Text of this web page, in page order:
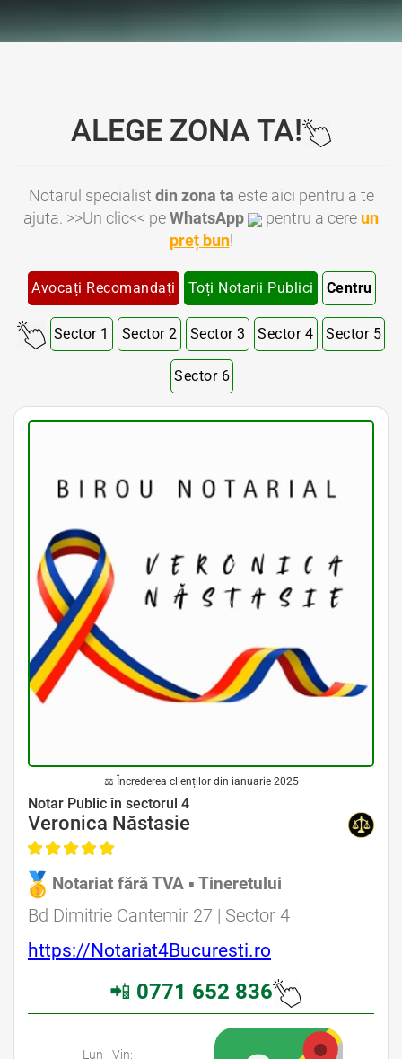
ALEGE ZONA TA!
Notarul specialist din zona ta este aici pentru a te
ajuta. >>Un clic<< peWhatsApp pentru a cere un
preț bun!
Avocați Recomandați Toți Notarii Publici Centru
Sector 1 Sector 2 Sector 3 Sector 4 Sector 5
Sector 6
Publici Sector 2 Bucuresti • Notari Publici Sector 3 Bucuresti • Notari Publici Sector 4 Bucuresti • Notari Publici Sector 5 Bucuresti • Notari Publici Sector 6 Bucuresti
⚖ Încrederea clienților din ianuarie 2025
Notar Public în sectorul 4
Veronica Năstasie
Notariat fără TVA ▪ Tineretului
Bd Dimitrie Cantemir 27 | Sector 4
https://Notariat4Bucuresti.ro
📲 0771 652 836
Lun - Vin: